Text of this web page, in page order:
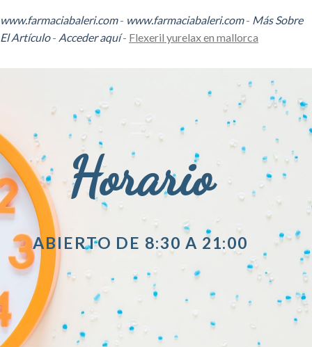
www.farmaciabaleri.com- www.farmaciabaleri.com- Más Sobre
El Artículo- Acceder aquí- Flexeril yurelax en mallorca
Horario
ABIERTO DE 8:30 A 21:00